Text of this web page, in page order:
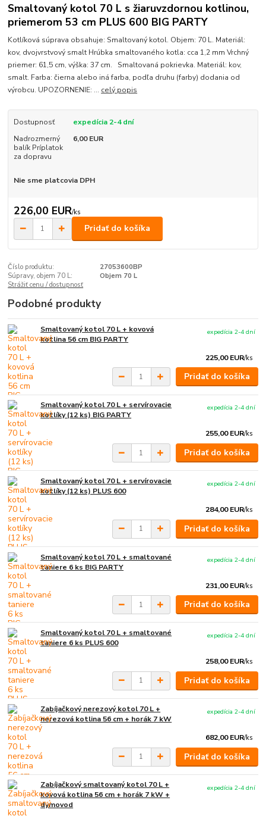
Smaltovaný kotol 70 L s žiaruvzdornou kotlinou,
priemerom 53 cm PLUS 600 BIG PARTY
Kotlíková súprava obsahuje: Smaltovaný kotol. Objem: 70 L. Materiál:
kov, dvojvrstvový smalt Hrúbka smaltovaného kotla: cca 1,2 mm Vrchný
priemer: 61,5 cm, výška: 37 cm. Smaltovaná pokrievka. Materiál: kov,
smalt. Farba: čierna alebo iná farba, podľa druhu (farby) dodania od
výrobcu. UPOZORNENIE: ... celý popis
Dostupnosť
expedícia 2-4 dní
Nadrozmerný
balík Príplatok
za dopravu
6,00 EUR
Nie sme platcovia DPH
226,00 EUR/ks
Pridať do košíka
Číslo produktu:
27053600BP
Súpravy, objem 70 L:
Objem 70 L
Strážiť cenu / dostupnosť
Podobné produkty
Smaltovaný kotol 70 L + kovová
kotlina 56 cm BIG PARTY
225,00 EUR/ks
expedícia 2-4 dní
Pridať do košíka
Smaltovaný kotol 70 L + servírovacie
kotlíky (12 ks) BIG PARTY
255,00 EUR/ks
expedícia 2-4 dní
Pridať do košíka
Smaltovaný kotol 70 L + servírovacie
kotlíky (12 ks) PLUS 600
284,00 EUR/ks
expedícia 2-4 dní
Pridať do košíka
Smaltovaný kotol 70 L + smaltované
taniere 6 ks BIG PARTY
231,00 EUR/ks
expedícia 2-4 dní
Pridať do košíka
Smaltovaný kotol 70 L + smaltované
taniere 6 ks PLUS 600
258,00 EUR/ks
expedícia 2-4 dní
Pridať do košíka
Zabíjačkový nerezový kotol 70 L +
nerezová kotlina 56 cm + horák 7 kW
682,00 EUR/ks
expedícia 2-4 dní
Pridať do košíka
Zabíjačkový smaltovaný kotol 70 L +
kovová kotlina 56 cm + horák 7 kW +
dymovod
expedícia 2-4 dní